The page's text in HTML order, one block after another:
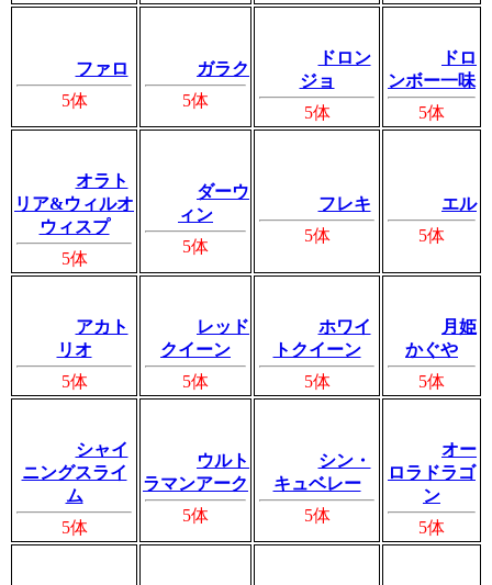
ファロ
5体
ガラク
5体
ドロン
ジョ
5体
ドロ
ンボー一味
5体
オラト
リア&ウィルオ
ウィスプ
5体
ダーウ
ィン
5体
フレキ
5体
エル
5体
アカト
リオ
5体
レッド
クイーン
5体
ホワイ
トクイーン
5体
月姫
かぐや
5体
シャイ
ニングスライ
ム
5体
ウルト
ラマンアーク
5体
シン・
キュベレー
5体
オー
ロラドラゴ
ン
5体